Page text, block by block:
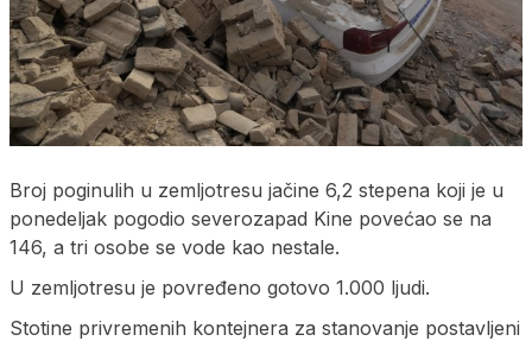
Broj poginulih u zemljotresu jačine 6,2 stepena koji je u
ponedeljak pogodio severozapad Kine povećao se na
146, a tri osobe se vode kao nestale.
U zemljotresu je povređeno gotovo 1.000 ljudi.
Stotine privremenih kontejnera za stanovanje postavljeni